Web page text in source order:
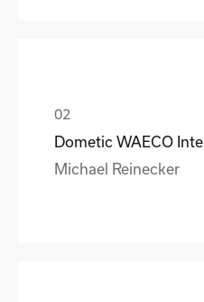
Dometic WAECO
Michael Reinecker